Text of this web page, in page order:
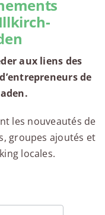
aux liens des
de
les nouveautés de
groupes ajoutés et
locales.